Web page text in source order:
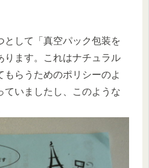
として「真空パック包装を
ります。これはナチュラル
らうためのポリシーのよ
ていましたし、このような